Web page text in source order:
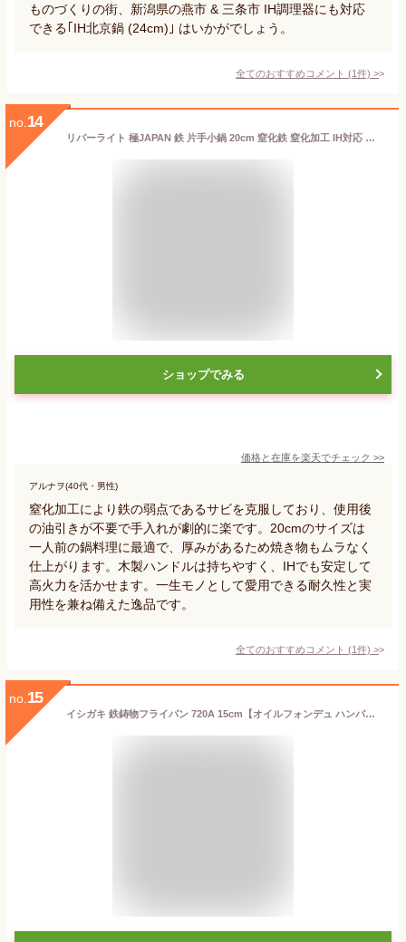
ものづくりの街、新潟県の燕市 & 三条市 IH調理器にも対応
できる｢IH北京鍋 (24cm)｣ はいかがでしょう。
全てのおすすめコメント (1件) >
no. 14
リバーライト 極JAPAN 鉄 片手小鍋 20cm 窒化鉄 窒化加工 IH対応 サビにくい 日本製 J1420WH
ショップでみる
価格と在庫を楽天でチェック >>
アルナヲ(40代・男性)
窒化加工により鉄の弱点であるサビを克服しており、使用後
の油引きが不要で手入れが劇的に楽です。20cmのサイズは
一人前の鍋料理に最適で、厚みがあるため焼き物もムラなく
仕上がります。木製ハンドルは持ちやすく、IHでも安定して
高火力を活かせます。一生モノとして愛用できる耐久性と実
用性を兼ね備えた逸品です。
全てのおすすめコメント (1件) >
no. 15
イシガキ 鉄鋳物フライパン 720A 15cm【オイルフォンデュ ハンバーグ 鉄鍋 手入れ ステーキ 100スキ 鋳物 小さい アヒージョ パンケーキ 餃子 パエリア焼肉鉄製】